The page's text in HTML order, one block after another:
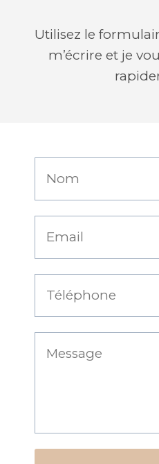
Utilisez le
m’écrire et je